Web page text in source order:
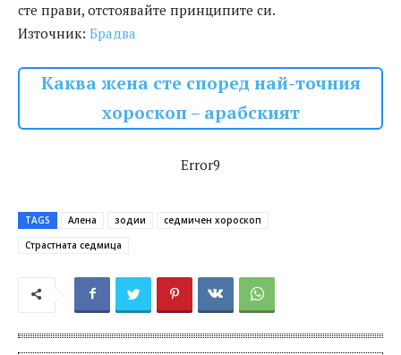
сте прави, отстоявайте принципите си.
Източник: Брадва
Каква жена сте според най-точния
хороскоп – арабският
Error9
TAGS Алена зодии
седмичен хороскоп
Страстната седмица